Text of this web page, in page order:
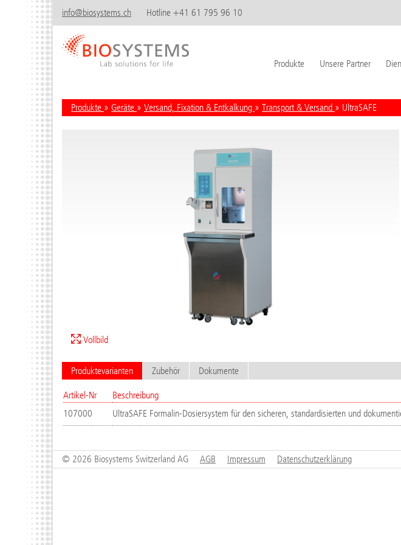
info@biosystems.ch Hotline +41 61 795 96 10
Produkte Unsere Partner
Produkte » Geräte » Versand, Fixation & Entkalkung » Transport & Versand » UltraSAFE
Vollbild
Produktevarianten Zubehör Dokumente
Artikel-Nr
Beschreibung
107000
UltraSAFE Formalin-Dosiersystem für den sicheren, standardisierten und
© 2026 Biosystems Switzerland AG AGB Impressum Datenschutzerklärung